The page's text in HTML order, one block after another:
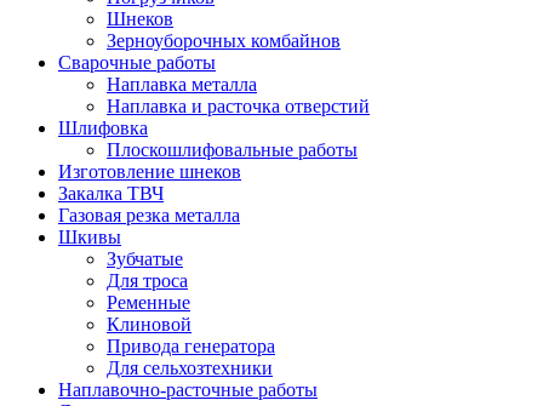
Шнеков
Зерноуборочных комбайнов
Сварочные работы
Наплавка металла
Наплавка и расточка отверстий
Шлифовка
Плоскошлифовальные работы
Изготовление шнеков
Закалка ТВЧ
Газовая резка металла
Шкивы
Зубчатые
Для троса
Ременные
Клиновой
Привода генератора
Для сельхозтехники
Наплавочно-расточные работы